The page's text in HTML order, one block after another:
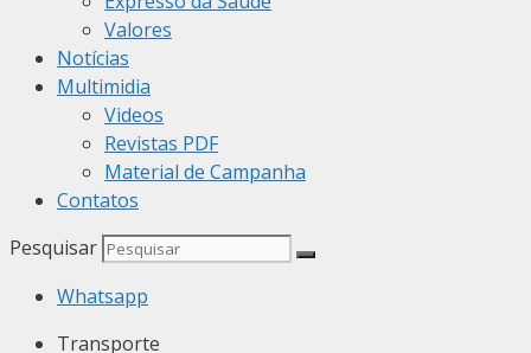
Valores
Notícias
Multimidia
Videos
Revistas PDF
Material de Campanha
Contatos
Pesquisar
Whatsapp
Transporte